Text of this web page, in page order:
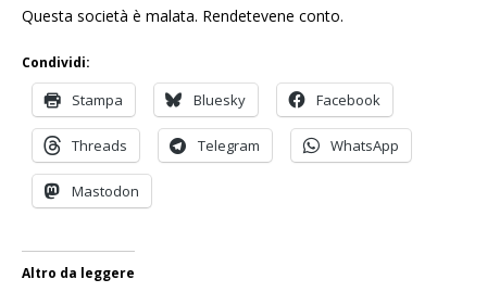
Questa società è malata. Rendetevene conto.
Condividi:
Stampa Bluesky Facebook
Threads Telegram WhatsApp
Mastodon
Altro da leggere